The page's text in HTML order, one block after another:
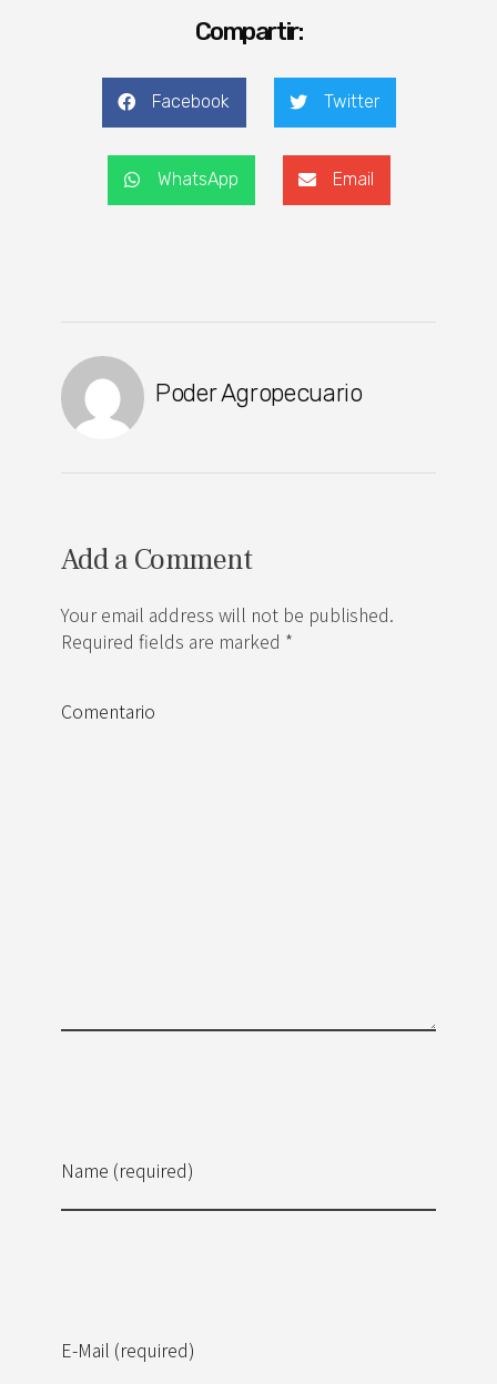
Compartir:
Facebook Twitter
WhatsApp Email
Poder Agropecuario
Add a Comment
Your email address will not be published.
Required fields are marked *
Name (required)
E-Mail (required)
Comentario